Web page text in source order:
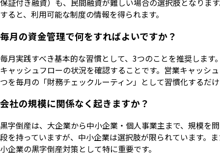
保証付き融資）も、民間融資が難しい場合の選択肢となりま
すると、利用可能な制度の情報を得られます。
毎月の資金管理で何をすればよいですか？
毎月実践すべき基本的な習慣として、3つのことを推奨しま
キャッシュフローの状況を確認することです。営業キャッシ
つを毎月の「財務チェックルーティン」として習慣化するだ
会社の規模に関係なく起きますか？
黒字倒産は、大企業から中小企業・個人事業主まで、規模を
段を持っていますが、中小企業は選択肢が限られています。
小企業の黒字倒産対策として特に重要です。